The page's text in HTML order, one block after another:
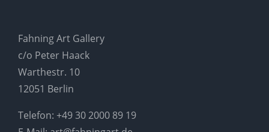
Fahning Art Gallery
c/o Peter Haack
Warthestr. 10
12051 Berlin
Telefon: +49 30 2000 89 19